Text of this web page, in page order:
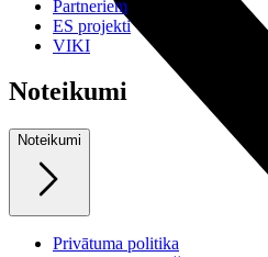
Partneriem
ES projekti
VIKI
Noteikumi
Noteikumi
Privātuma politika